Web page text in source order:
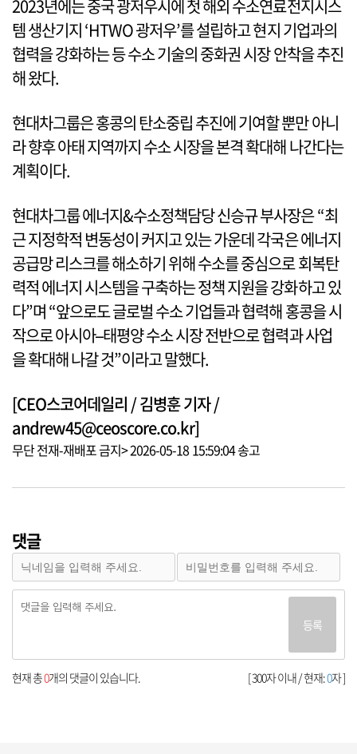
2023년에는 중국 광저우시에 첫 해외 수소연료전지시스
템 생산기지 ‘HTWO 광저우’를 설립하고 현지 기업과의
협력을 강화하는 등 수소 기술의 중화권 시장 안착을 추진
해 왔다.
현대차그룹은 홍콩의 탄소중립 추진에 기여할 뿐만 아니
라 향후 아태 지역까지 수소 시장을 본격 확대해 나간다는
계획이다.
현대차그룹 에너지&수소정책담당 신승규 부사장은 “최
근 지정학적 변동성이 커지고 있는 가운데 각국은 에너지
공급망 리스크를 해소하기 위해 수소를 중심으로 회복탄
력적 에너지 시스템을 구축하는 정책 지원을 강화하고 있
다”며 “앞으로도 글로벌 수소 기업들과 협력해 홍콩을 시
작으로 아시아–태평양 수소 시장 전반으로 협력과 사업
을 확대해 나갈 것”이라고 말했다.
[CEO스코어데일리 / 김병훈 기자 /
andrew45@ceoscore.co.kr]
무단 전재-재배포 금지> 2026-05-18 15:59:04 송고
댓글
등록
[ 300자 이내 / 현재:0자 ]
현재 총0개의 댓글이 있습니다.